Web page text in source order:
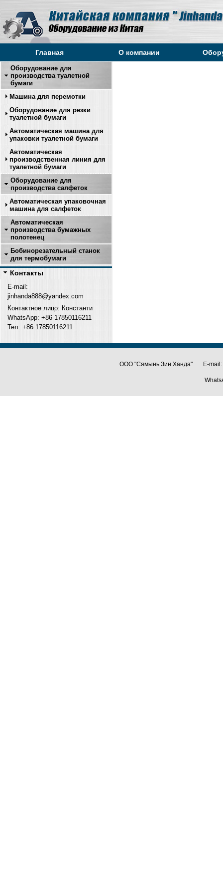
Главная О компании
Оборудование для
производства туалетной
бумаги
Машина для перемотки
Оборудование для резки
туалетной бумаги
Автоматическая машина для
упаковки туалетной бумаги
Автоматическая
производственная линия для
туалетной бумаги
Оборудование для
производства салфеток
Автоматическая упаковочная
машина для салфеток
Автоматическая
производства бумажных
полотенец
Бобинорезательный станок
для термобумаги
Контакты
E-mail:
jinhanda888@yandex.com
Контактное лицо: Константи
WhatsApp: +86 17850116211
Тел: +86 17850116211
ООО "Сямынь Зин Ханда" E-mail: